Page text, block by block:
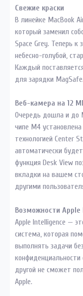
Свежие краски
В линейке MacBook
который заменил
Space Grey. Теперь к
небесно-голубой,
Каждый
для зарядки MagSafe.
Веб-камера на 12
Очередь дошла и до
чипе М4
технологией Center
автоматически
функция Desk View
вкладки на вашем
другими
Возможности
Apple Intelligence —
система, которая
выполнять задачи
другой не сможет
Apple.